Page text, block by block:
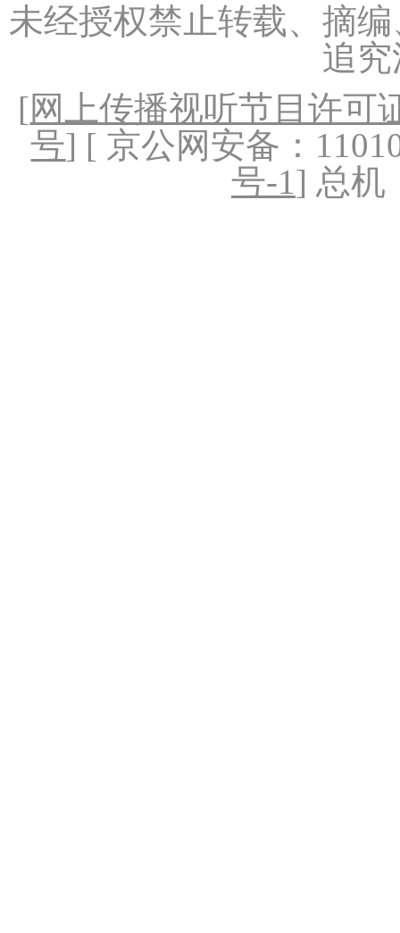
未经授权禁止转载、摘
追
[网上传播视听节目许可
号] [ 京公网安备：
号-1] 总机